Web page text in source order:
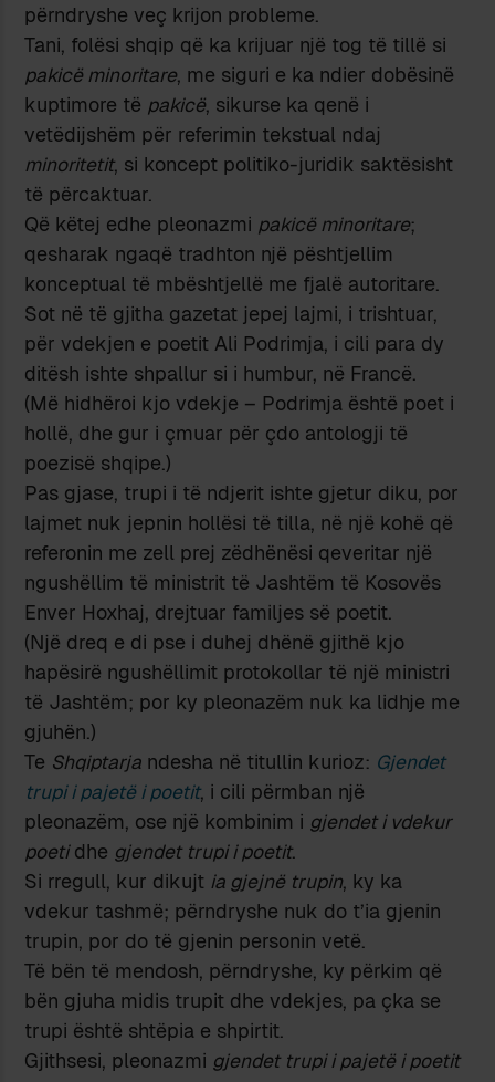
përndryshe veç krijon probleme.
Tani, folësi shqip që ka krijuar një tog të tillë si
pakicë minoritare, me siguri e ka ndier dobësinë
kuptimore të pakicë, sikurse ka qenë i
vetëdijshëm për referimin tekstual ndaj
minoritetit, si koncept politiko-juridik saktësisht
të përcaktuar.
Që këtej edhe pleonazmi pakicë minoritare;
qesharak ngaqë tradhton një pështjellim
konceptual të mbështjellë me fjalë autoritare.
Sot në të gjitha gazetat jepej lajmi, i trishtuar,
për vdekjen e poetit Ali Podrimja, i cili para dy
ditësh ishte shpallur si i humbur, në Francë.
(Më hidhëroi kjo vdekje – Podrimja është poet i
hollë, dhe gur i çmuar për çdo antologji të
poezisë shqipe.)
Pas gjase, trupi i të ndjerit ishte gjetur diku, por
lajmet nuk jepnin hollësi të tilla, në një kohë që
referonin me zell prej zëdhënësi qeveritar një
ngushëllim të ministrit të Jashtëm të Kosovës
Enver Hoxhaj, drejtuar familjes së poetit.
(Një dreq e di pse i duhej dhënë gjithë kjo
hapësirë ngushëllimit protokollar të një ministri
të Jashtëm; por ky pleonazëm nuk ka lidhje me
gjuhën.)
Te Shqiptarja ndesha në titullin kurioz: Gjendet
trupi i pajetë i poetit, i cili përmban një
pleonazëm, ose një kombinim i gjendet i vdekur
poetidhe gjendet trupi i poetit.
Si rregull, kur dikujt ia gjejnë trupin, ky ka
vdekur tashmë; përndryshe nuk do t’ia gjenin
trupin, por do të gjenin personin vetë.
Të bën të mendosh, përndryshe, ky përkim që
bën gjuha midis trupit dhe vdekjes, pa çka se
trupi është shtëpia e shpirtit.
Gjithsesi, pleonazmi gjendet trupi i pajetë i poetit